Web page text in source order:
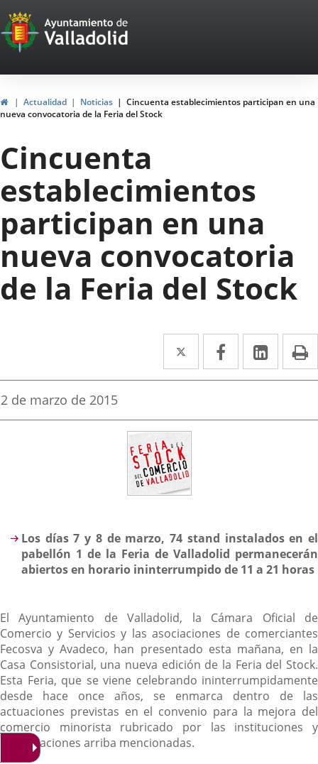
Portal
Web
del
Ayuntamiento
de
Valladolid
HomeActualidad Noticias
Cincuenta establecimientos participan en una
nueva convocatoria de la Feria del Stock
Cincuenta
establecimientos
participan en una
nueva convocatoria
de la Feria del Stock
Twitter
Enlace
a
aplicación
Facebook
Enlace
a
aplicación
Enlace
a
Fecha
la
2 de marzo de 2015
Los días 7 y 8 de marzo, 74 stand instalados en el
pabellón 1 de la Feria de Valladolid permanecerán
abiertos en horario ininterrumpido de 11 a 21 horas
El Ayuntamiento de Valladolid, la Cámara Oficial de
Comercio y Servicios y las asociaciones de comerciantes
Fecosva y Avadeco, han presentado esta mañana, en la
Casa Consistorial, una nueva edición de la Feria del Stock.
Esta Feria, que se viene celebrando ininterrumpidamente
desde hace once años, se enmarca dentro de las
actuaciones previstas en el convenio para la mejora del
comercio minorista rubricado por las instituciones y
organizaciones arriba mencionadas.